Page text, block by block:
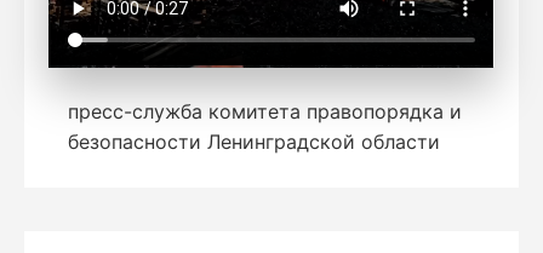
пресс-служба комитета правопорядка и
безопасности Ленинградской области